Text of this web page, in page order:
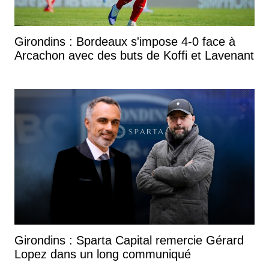
Girondins : Bordeaux s'impose 4-0 face à
Arcachon avec des buts de Koffi et Lavenant
Girondins : Sparta Capital remercie Gérard
Lopez dans un long communiqué